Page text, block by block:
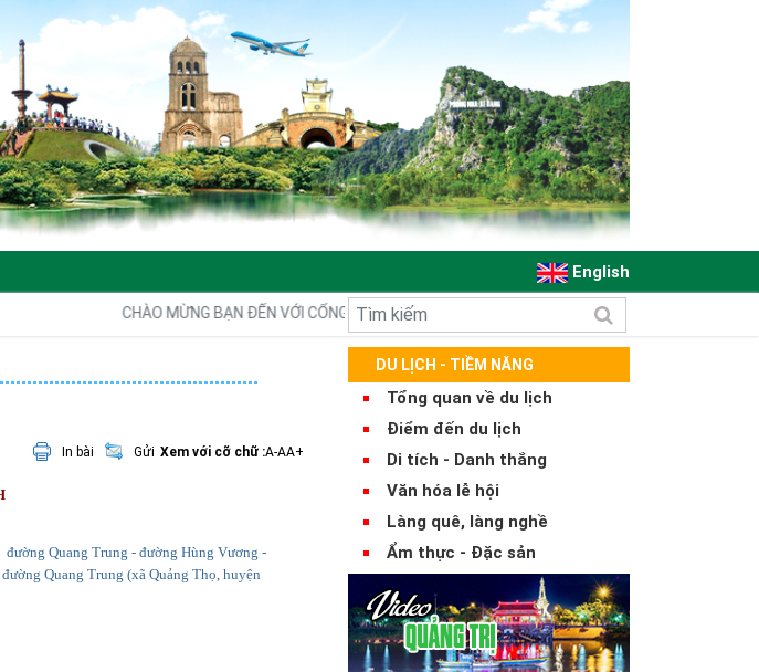
English
CHÀO MỪNG BẠN ĐẾN VỚI CỔNG THÔNG TIN ĐIỆN TỬ QUẢNG BÌNH
In bài Gửi Xem với cỡ chữ :A-AA+
Quang Trung - đường Hùng Vương -
Quang Trung (xã Quảng Thọ, huyện
DU LỊCH - TIỀM NĂNG
Tổng quan về du lịch
Điểm đến du lịch
Di tích - Danh thắng
Văn hóa lễ hội
Làng quê, làng nghề
Ẩm thực - Đặc sản